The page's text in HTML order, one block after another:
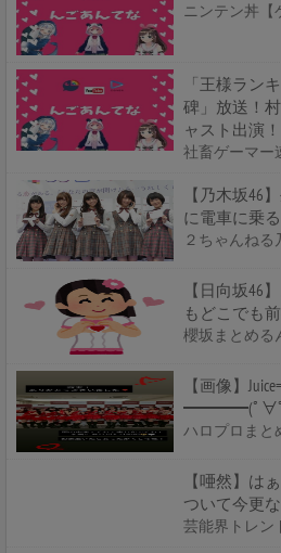
ニンテン丼【
「王様ラン
碑」放送！
ャスト出演！
社畜ゲーマー
【乃木坂46
に電車に乗
２ちゃんねる
【日向坂46
もどこでも
櫻坂まとめる
【画像】
━━━━(ﾟ∀
ハロプロま
【唖然】は
ついて今更
芸能界トレン